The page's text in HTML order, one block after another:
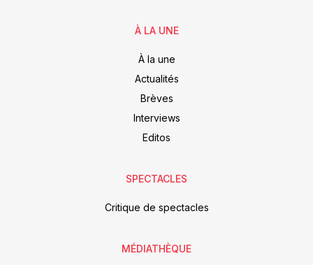
À LA UNE
À la une
Actualités
Brèves
Interviews
Editos
SPECTACLES
Critique de spectacles
MÉDIATHÈQUE